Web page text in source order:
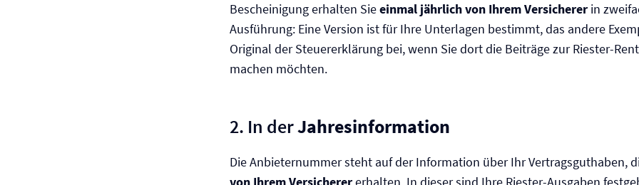
Bescheinigung erhalten Sieeinmal jährlich von IhremVersicherer in
Ausführung: Eine Version ist für Ihre Unterlagen bestimmt, das andere
Original der Steuererklärung bei, wenn Sie dort die Beiträge zur Riester-
machen möchten.
2. In derJahresinformation
Die Anbieternummer steht auf der Information über Ihr Vertragsguthaben,